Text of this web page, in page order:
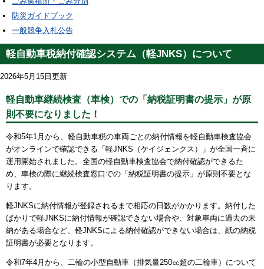
防災ガイドブック
一般競争入札公告
軽自動車税納付確認システム（軽JNKS）について
2026年5月15日更新
軽自動車継続検査（車検）での「納税証明書の提示」が原
則不要になりました！
令和5年1月から、軽自動車税の車両ごとの納付情報を軽自動車検査協会
がオンラインで確認できる「軽JNKS（ケイジェンクス）」が全国一斉に
運用開始されました。全国の軽自動車検査協会で納付確認ができるた
め、車検の際に継続検査窓口での「納税証明書の提示」が原則不要とな
ります。
軽JNKSに納付情報が登録されるまで相応の日数がかかります。納付した
ばかりで軽JNKSに納付情報が確認できない場合や、対象車両に過去の未
納がある場合など、軽JNKSによる納付確認ができない場合は、紙の納税
証明書が必要となります。
令和7年4月から、二輪の小型自動車（排気量250㏄超の二輪車）について